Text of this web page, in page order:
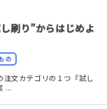
刷り”からはじめよ
の
注文カテゴリの１つ『試し
...